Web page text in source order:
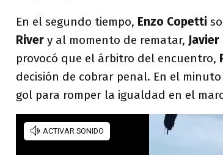
En el segundo tiempo, Enzo Copetti
River y al momento de rematar,
provocó que el árbitro del encuentro,
decisión de cobrar penal. En el minuto
gol para romper la igualdad en el